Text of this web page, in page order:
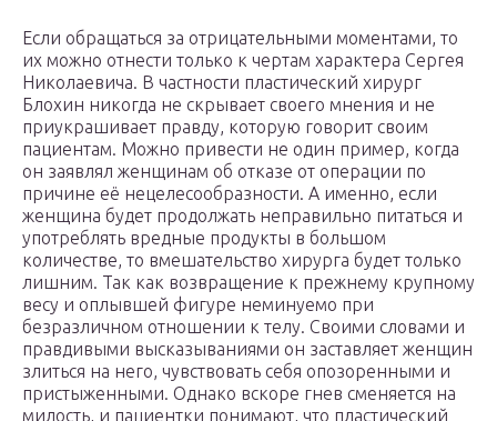
Если обращаться за отрицательными моментами, то
их можно отнести только к чертам характера Сергея
Николаевича. В частности пластический хирург
Блохин никогда не скрывает своего мнения и не
приукрашивает правду, которую говорит своим
пациентам. Можно привести не один пример, когда
он заявлял женщинам об отказе от операции по
причине её нецелесообразности. А именно, если
женщина будет продолжать неправильно питаться и
употреблять вредные продукты в большом
количестве, то вмешательство хирурга будет только
лишним. Так как возвращение к прежнему крупному
весу и оплывшей фигуре неминуемо при
безразличном отношении к телу. Своими словами и
правдивыми высказываниями он заставляет женщин
злиться на него, чувствовать себя опозоренными и
пристыженными. Однако вскоре гнев сменяется на
милость, и пациентки понимают, что пластический